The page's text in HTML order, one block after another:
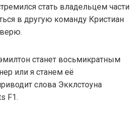
стать владельцем части
в другую команду Кристиан
верю.
станет восьмикратным
или я станем её
слова Экклстоуна
F1.